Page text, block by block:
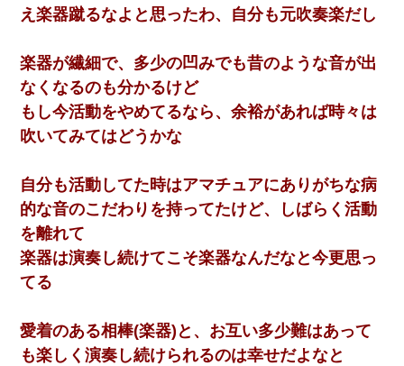
彼女(美人女医)にネックレスをプレゼント。「こんな安物を渡すく
らいなら、渡さないほうがマシだからね」→ ６０万したと話した
ら・・・
れて無事婚約破棄・・・
嫁に不倫されたから嫁と不倫相手に1000万の慰謝料請求した
転職先が決まったので退職の意思を伝えたら。上司「無責任」
「簡単には辞めさせない」私（どうせ辞めるし…）→ 思いっきり
父が他界→父のフリン相手『どうか相続を放棄して下さい、昔の
ことは謝ります。ごめんなさい…』私「お子さんはフリン略奪婚
え楽器蹴るなよと思ったわ、自分も元吹奏楽だし
楽器が繊細で、多少の凹みでも昔のような音が出
なくなるのも分かるけど
もし今活動をやめてるなら、余裕があれば時々は
吹いてみてはどうかな
自分も活動してた時はアマチュアにありがちな病
的な音のこだわりを持ってたけど、しばらく活動
を離れて
楽器は演奏し続けてこそ楽器なんだなと今更思っ
てる
愛着のある相棒(楽器)と、お互い多少難はあって
も楽しく演奏し続けられるのは幸せだよなと